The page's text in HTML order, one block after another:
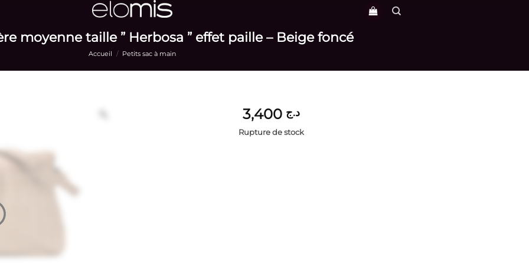
moyenne taille ” Herbosa ” effet paille – Beige foncé
Accueil / Petits sac à main
د.ج 3,400
Rupture de stock